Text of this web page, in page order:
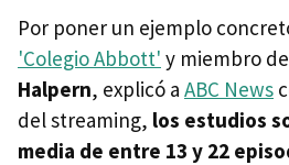
Por poner un ejemplo
'Colegio Abbott' y miembro
Halpern, explicó a ABC News
del streaming, los estudios
media de entre 13 y 22